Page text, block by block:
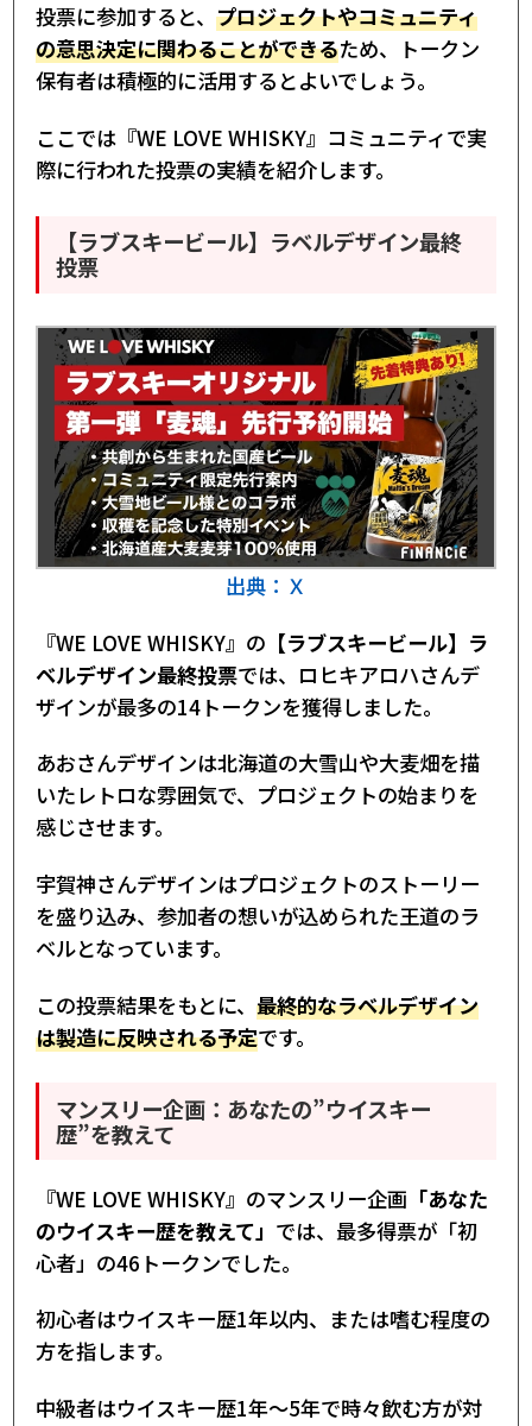
投票に参加すると、 プロジェクトやコミュニティ
の意思決定に関わることができるため、トークン
保有者は積極的に活用するとよいでしょう。
ここでは『WE LOVE WHISKY』コミュニティで実
際に行われた投票の実績を紹介します。
【ラブスキービール】ラベルデザイン最終
投票
出典：Ｘ
『WE LOVE WHISKY』の 【ラブスキービール】ラ
ベルデザイン最終投票では、ロヒキアロハさんデ
ザインが最多の14トークンを獲得しました。
あおさんデザインは北海道の大雪山や大麦畑を描
いたレトロな雰囲気で、プロジェクトの始まりを
感じさせます。
宇賀神さんデザインはプロジェクトのストーリー
を盛り込み、参加者の想いが込められた王道のラ
ベルとなっています。
この投票結果をもとに、 最終的なラベルデザイン
は製造に反映される予定です。
マンスリー企画：あなたの”ウイスキー
歴”を教えて
『WE LOVE WHISKY』のマンスリー企画 「あなた
のウイスキー歴を教えて」 では、最多得票が「初
心者」の46トークンでした。
初心者はウイスキー歴1年以内、または嗜む程度の
方を指します。
中級者はウイスキー歴1年～5年で時々飲む方が対